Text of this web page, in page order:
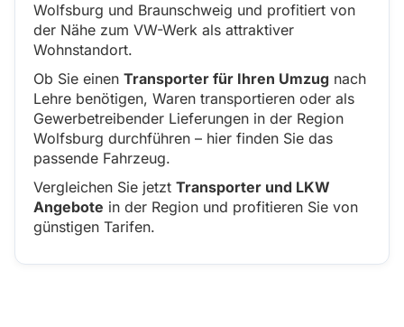
Wolfsburg und Braunschweig und profitiert von
der Nähe zum VW-Werk als attraktiver
Wohnstandort.
Ob Sie einen Transporter für Ihren Umzug nach
Lehre benötigen, Waren transportieren oder als
Gewerbetreibender Lieferungen in der Region
Wolfsburg durchführen – hier finden Sie das
passende Fahrzeug.
Vergleichen Sie jetzt Transporter und LKW
Angebote in der Region und profitieren Sie von
günstigen Tarifen.